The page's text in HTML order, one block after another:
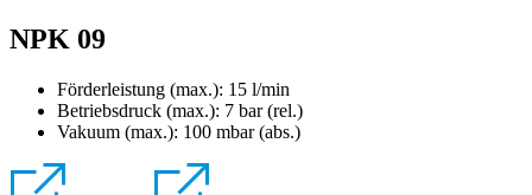
NPK 09
Förderleistung (max.): 15 l/min
Betriebsdruck (max.): 7 bar (rel.)
Vakuum (max.): 100 mbar (abs.)